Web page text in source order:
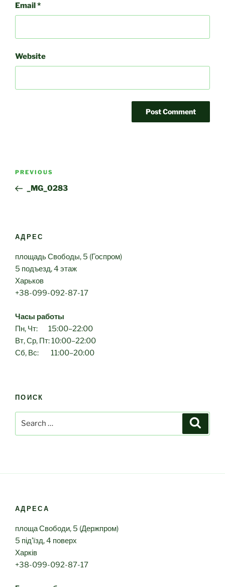
Email*
Website
Post
Previous
Post
PREVIOUS
_MG_0283
АДРЕС
площадь Свободы, 5 (Госпром)
5 подъезд, 4 этаж
Харьков
+38-099-092-87-17
Часы работы
Пн, Чт: 15:00–22:00
Вт, Ср, Пт: 10:00–22:00
Сб, Вс: 11:00–20:00
ПОИСК
АДРЕСА
площа Свободи, 5 (Держпром)
5 під’їзд, 4 поверх
Харків
+38-099-092-87-17